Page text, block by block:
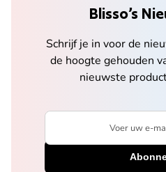
Blisso’s
Schrijf je in voor de
de hoogte gehouden
nieuwste
Voer uw e-mailadres in